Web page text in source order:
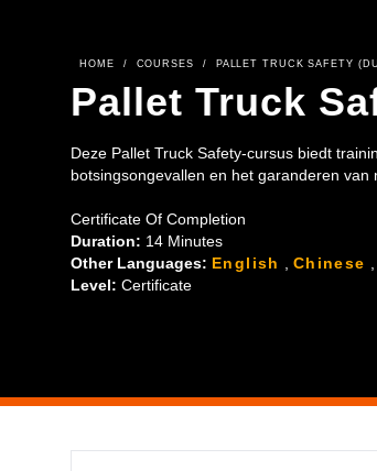
HOME / COURSES / PALLET TRUCK SAFETY
Pallet Truck
Deze Pallet Truck Safety-cursus biedt
botsingsongevallen en het garanderen
Certificate Of Completion
Duration: 14 Minutes
Other Languages: English Chinese
Level: Certificate